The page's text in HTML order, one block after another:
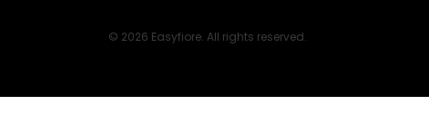
© 2026 Easyfiore. All rights reserved.